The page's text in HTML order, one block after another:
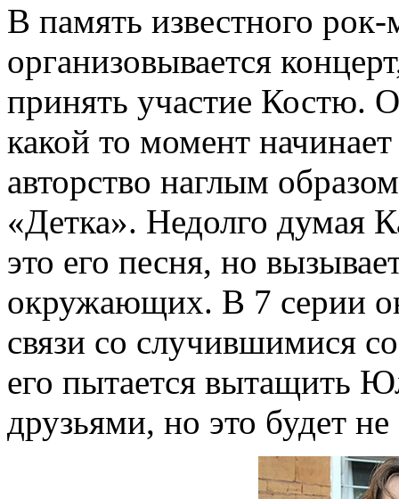
В память известного
организовывается
принять участие Костю.
какой то момент начинает
авторство наглым
«Детка». Недолго думая
это его песня, но
окружающих. В 7 серии
связи со случившимися
его пытается вытащить
друзьями, но это будет